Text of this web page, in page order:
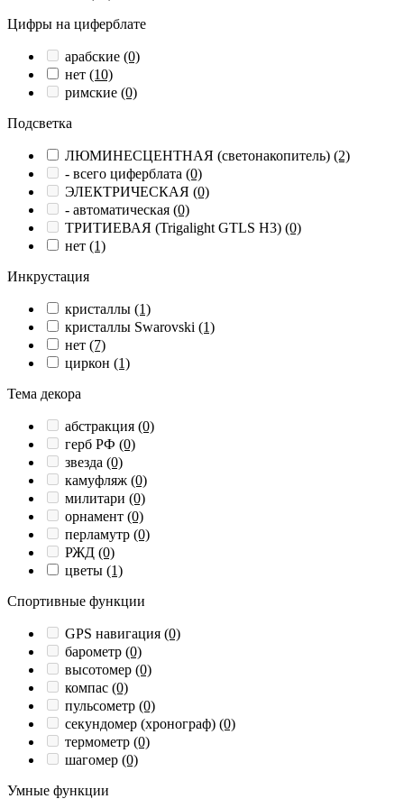
Цифры на циферблате
арабские (0)
нет (10)
римские (0)
Подсветка
ЛЮМИНЕСЦЕНТНАЯ (светонакопитель) (2)
- всего циферблата (0)
ЭЛЕКТРИЧЕСКАЯ (0)
- автоматическая (0)
ТРИТИЕВАЯ (Trigalight GTLS H3) (0)
нет (1)
Инкрустация
кристаллы (1)
кристаллы Swarovski (1)
нет (7)
циркон (1)
Тема декора
абстракция (0)
герб РФ (0)
звезда (0)
камуфляж (0)
милитари (0)
орнамент (0)
перламутр (0)
РЖД (0)
цветы (1)
Спортивные функции
GPS навигация (0)
барометр (0)
высотомер (0)
компас (0)
пульсометр (0)
секундомер (хронограф) (0)
термометр (0)
шагомер (0)
Умные функции